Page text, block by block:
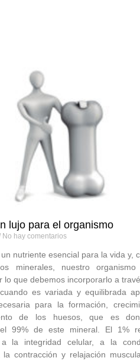
lujo para el organismo
No hay comentarios
nutriente esencial para la vida y,
minerales, nuestro
lo que debemos incorporarlo a
es variada y equilibrada
para la formación,
de los huesos, que es
99% de este mineral. El 1%
a la integridad celular, a la
la contracción y relajación